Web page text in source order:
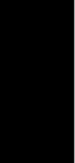
encima de
pero
saben cómo